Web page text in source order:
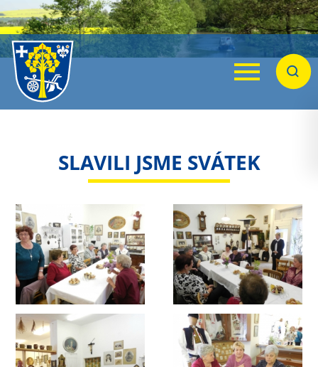
Menu
SLAVILI JSME SVÁTEK